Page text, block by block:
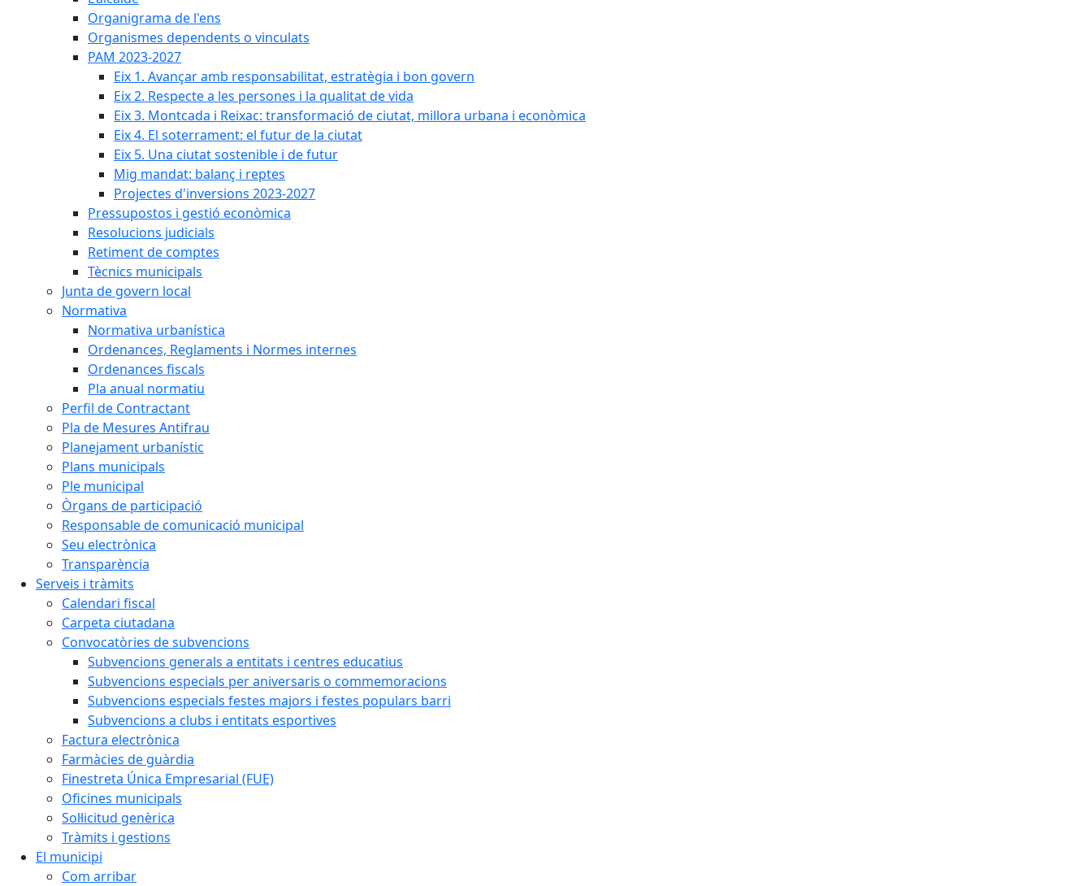
Organigrama de l'ens
Organismes dependents o vinculats
PAM 2023-2027
Eix 1. Avançar amb responsabilitat, estratègia i bon govern
Eix 2. Respecte a les persones i la qualitat de vida
Eix 3. Montcada i Reixac: transformació de ciutat, millora urbana i econòmica
Eix 4. El soterrament: el futur de la ciutat
Eix 5. Una ciutat sostenible i de futur
Mig mandat: balanç i reptes
Projectes d'inversions 2023-2027
Pressupostos i gestió econòmica
Resolucions judicials
Retiment de comptes
Tècnics municipals
Junta de govern local
Normativa
Normativa urbanística
Ordenances, Reglaments i Normes internes
Ordenances fiscals
Pla anual normatiu
Perfil de Contractant
Pla de Mesures Antifrau
Planejament urbanístic
Plans municipals
Ple municipal
Òrgans de participació
Responsable de comunicació municipal
Seu electrònica
Transparència
Serveis i tràmits
Calendari fiscal
Carpeta ciutadana
Convocatòries de subvencions
Subvencions generals a entitats i centres educatius
Subvencions especials per aniversaris o commemoracions
Subvencions especials festes majors i festes populars barri
Subvencions a clubs i entitats esportives
Factura electrònica
Farmàcies de guàrdia
Finestreta Única Empresarial (FUE)
Oficines municipals
Sol·licitud genèrica
Tràmits i gestions
El municipi
Com arribar